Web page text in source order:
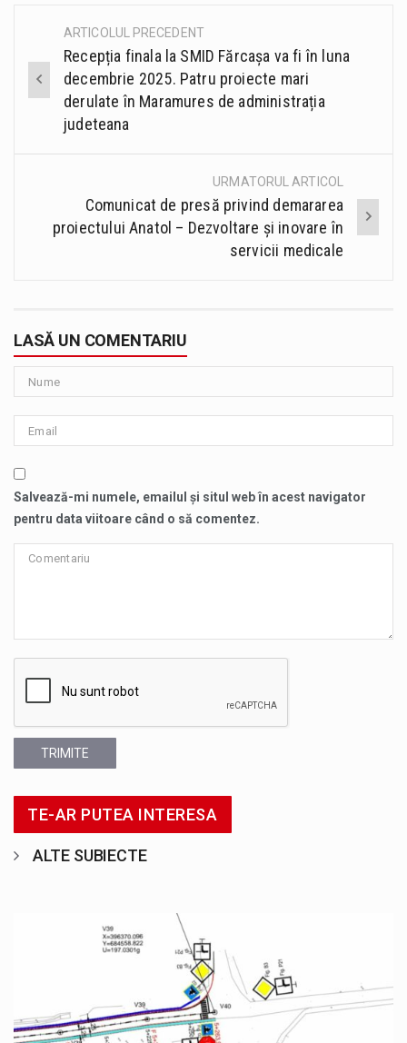
Post
navigation
ARTICOLUL PRECEDENT
Recepția finala la SMID Fărcașa va fi în luna
decembrie 2025. Patru proiecte mari
derulate în Maramures de administrația
judeteana
URMATORUL ARTICOL
Comunicat de presă privind demararea
proiectului Anatol – Dezvoltare și inovare în
servicii medicale
LASĂ UN COMENTARIU
Salvează-mi numele, emailul și situl web în acest navigator
pentru data viitoare când o să comentez.
TRIMITE
TE-AR PUTEA INTERESA
ALTE SUBIECTE